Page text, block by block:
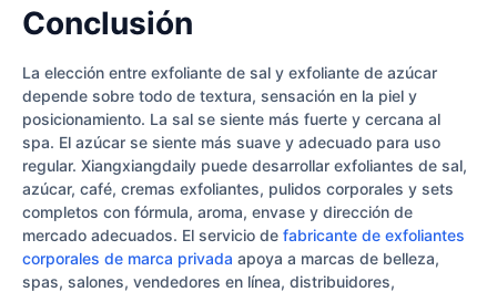
Conclusión
La elección entre exfoliante de sal y exfoliante de azúcar
depende sobre todo de textura, sensación en la piel y
posicionamiento. La sal se siente más fuerte y cercana al
spa. El azúcar se siente más suave y adecuado para uso
regular. Xiangxiangdaily puede desarrollar exfoliantes de sal,
azúcar, café, cremas exfoliantes, pulidos corporales y sets
completos con fórmula, aroma, envase y dirección de
mercado adecuados. El servicio de fabricante de exfoliantes
corporales de marca privada apoya a marcas de belleza,
spas, salones, vendedores en línea, distribuidores,